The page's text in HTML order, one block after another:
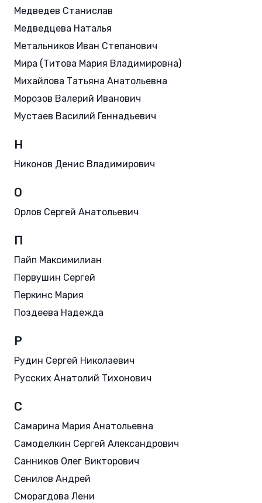
Медведев Станислав
Медведцева Наталья
Метальников Иван Степанович
Мира (Титова Мария Владимировна)
Михайлова Татьяна Анатольевна
Морозов Валерий Иванович
Мустаев Василий Геннадьевич
Н
Никонов Денис Владимирович
О
Орлов Сергей Анатольевич
П
Пайп Максимилиан
Первушин Сергей
Перкинс Мария
Поздеева Надежда
Р
Рудин Сергей Николаевич
Русских Анатолий Тихонович
С
Самарина Мария Анатольевна
Самоделкин Сергей Александрович
Санников Олег Викторович
Сенилов Андрей
Сморагдова Лени